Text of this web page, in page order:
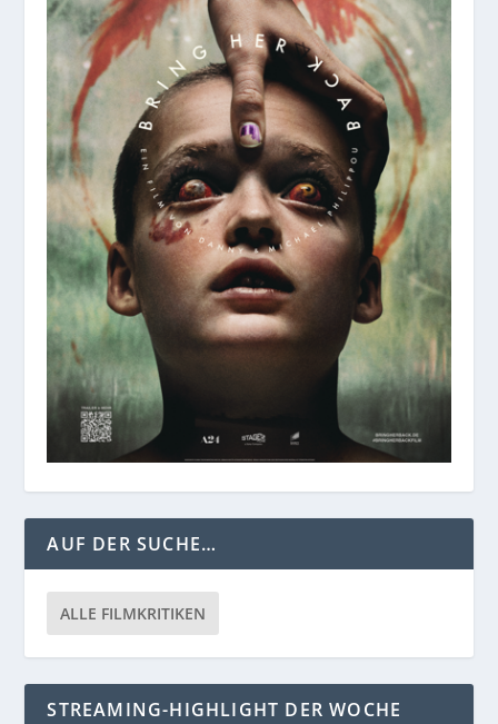
AUF DER SUCHE…
ALLE FILMKRITIKEN
STREAMING-HIGHLIGHT DER WOCHE